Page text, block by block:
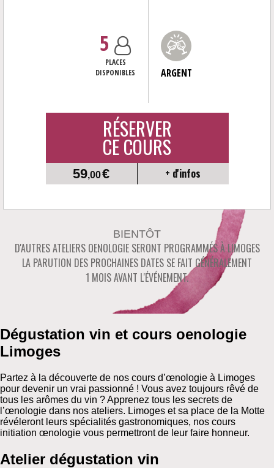
5
PLACES
DISPONIBLES
ARGENT
RÉSERVER
CE COURS
59,00€ + d'infos
BIENTÔT
D'AUTRES ATELIERS OENOLOGIE SERONT PROGRAMMÉS À LIMOGES
LA PARUTION DES PROCHAINES DATES SE FAIT GÉNÉRALEMENT
1 MOIS AVANT L'ÉVÉNEMENT.
Dégustation vin et cours oenologie
Limoges
Partez à la découverte de nos cours d’œnologie à Limoges
pour devenir un vrai passionné ! Vous avez toujours rêvé de
tous les arômes du vin ? Apprenez tous les secrets de
l’œnologie dans nos ateliers. Limoges et sa place de la Motte
révéleront leurs spécialités gastronomiques, nos cours
initiation œnologie vous permettront de leur faire honneur.
Atelier dégustation vin